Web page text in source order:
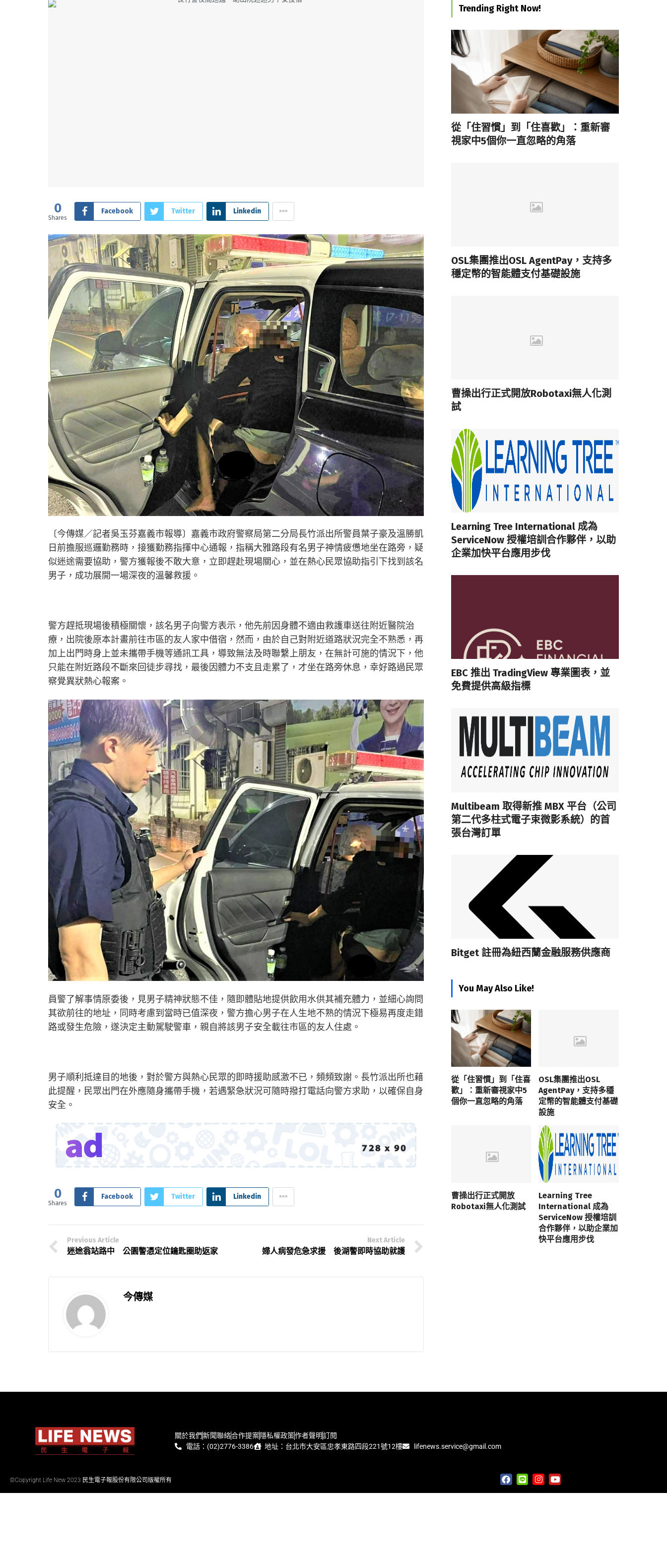
0
Shares
Facebook Twitter Linkedin
〔今傳媒／記者吳玉芬嘉義市報導〕嘉義市政府警察局第二分局長竹派出所警員葉子豪及溫勝凱
日前擔服巡邏勤務時，接獲勤務指揮中心通報，指稱大雅路段有名男子神情疲憊地坐在路旁，疑
似迷途需要協助，警方獲報後不敢大意，立即趕赴現場關心，並在熱心民眾協助指引下找到該名
男子，成功展開一場深夜的溫馨救援。
警方趕抵現場後積極關懷，該名男子向警方表示，他先前因身體不適由救護車送往附近醫院治
療，出院後原本計畫前往市區的友人家中借宿，然而，由於自己對附近道路狀況完全不熟悉，再
加上出門時身上並未攜帶手機等通訊工具，導致無法及時聯繫上朋友，在無計可施的情況下，他
只能在附近路段不斷來回徒步尋找，最後因體力不支且走累了，才坐在路旁休息，幸好路過民眾
察覺異狀熱心報案。
員警了解事情原委後，見男子精神狀態不佳，隨即體貼地提供飲用水供其補充體力，並細心詢問
其欲前往的地址，同時考慮到當時已值深夜，警方擔心男子在人生地不熟的情況下極易再度走錯
路或發生危險，遂決定主動駕駛警車，親自將該男子安全載往市區的友人住處。
男子順利抵達目的地後，對於警方與熱心民眾的即時援助感激不已，頻頻致謝。長竹派出所也藉
此提醒，民眾出門在外應隨身攜帶手機，若遇緊急狀況可隨時撥打電話向警方求助，以確保自身
安全。
0
Shares
Facebook Twitter Linkedin
Previous Article
迷途翁站路中 公園警憑定位鑰匙圈助返家
Next Article
婦人病發危急求援 後湖警即時協助就護
今傳媒
Trending Right Now!
從「住習慣」到「住喜歡」：重新審
視家中5個你一直忽略的角落
OSL集團推出OSL AgentPay，支持多
穩定幣的智能體支付基礎設施
曹操出行正式開放Robotaxi無人化測
試
Learning Tree International 成為
ServiceNow 授權培訓合作夥伴，以助
企業加快平台應用步伐
EBC 推出 TradingView 專業圖表，並
免費提供高級指標
Multibeam 取得新推 MBX 平台（公司
第二代多柱式電子束微影系統）的首
張台灣訂單
Bitget 註冊為紐西蘭金融服務供應商
You May Also Like!
從「住習慣」到「住喜
歡」：重新審視家中5
個你一直忽略的角落
OSL集團推出OSL
AgentPay，支持多穩
定幣的智能體支付基礎
設施
曹操出行正式開放
Robotaxi無人化測試
Learning Tree
International 成為
ServiceNow 授權培訓
合作夥伴，以助企業加
快平台應用步伐
關於我們新聞聯絡合作提案隱私權政策作者聲明訂閱
電話：(02)2776-3386
地址：台北市大安區忠孝東路四段221號12樓 lifenews.service@gmail.com
©Copyright Life New 2023 民生電子報股份有限公司版權所有